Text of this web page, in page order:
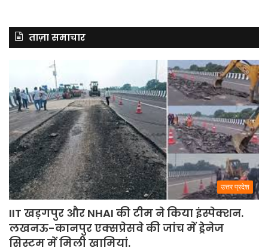
ताज़ा समाचार
उत्तर प्रदेश
IIT खड़गपुर और NHAI की टीम ने किया इंस्पेक्शन.
लखनऊ-कानपुर एक्सप्रेसवे की जांच में ड्रेनेज
सिस्टम में मिली खामियां.